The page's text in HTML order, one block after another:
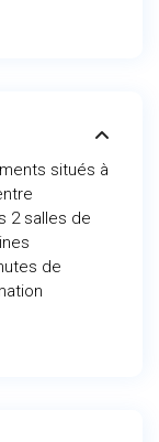
situés à
2 salles de
de